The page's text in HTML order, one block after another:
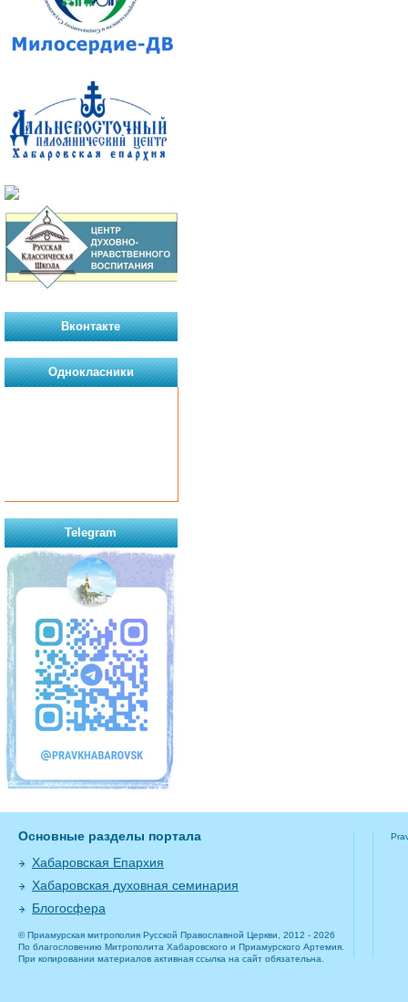
Вконтакте
Однокласники
Telegram
Основные разделы портала
Хабаровская Епархия
Хабаровская духовная семинария
Блогосфера
© Приамурская митрополия Русской Православной Церкви, 2012 - 2026
По благословению Митрополита Хабаровского и Приамурского Артемия.
При копировании материалов активная ссылка на сайт обязательна.